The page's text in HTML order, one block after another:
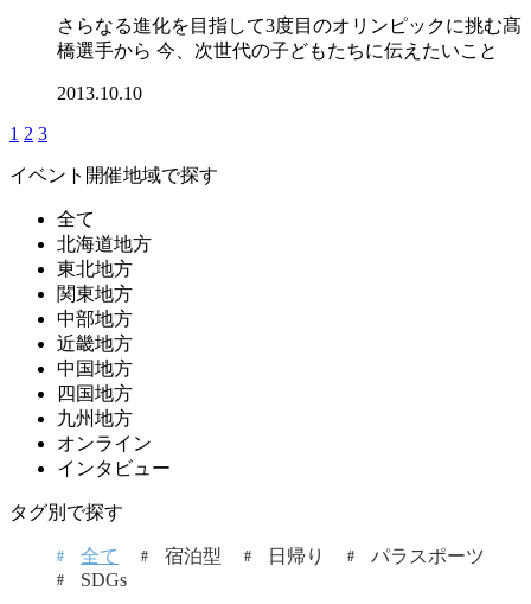
さらなる進化を目指して3度目のオリンピックに挑む髙
橋選手から 今、次世代の子どもたちに伝えたいこと
2013.10.10
1 2 3
イベント開催地域で探す
全て
北海道地方
東北地方
関東地方
中部地方
近畿地方
中国地方
四国地方
九州地方
オンライン
インタビュー
タグ別で探す
全て 宿泊型 日帰り
パラスポーツ
SDGs